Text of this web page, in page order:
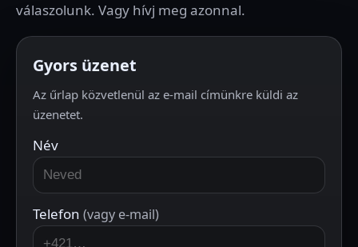
válaszolunk. Vagy hívj meg azonnal.
Gyors üzenet
Az űrlap közvetlenül az e-mail címünkre küldi az
üzenetet.
Név
Telefon (vagy e-mail)